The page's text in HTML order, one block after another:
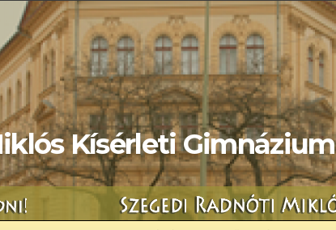
Kísérleti Gimnázium